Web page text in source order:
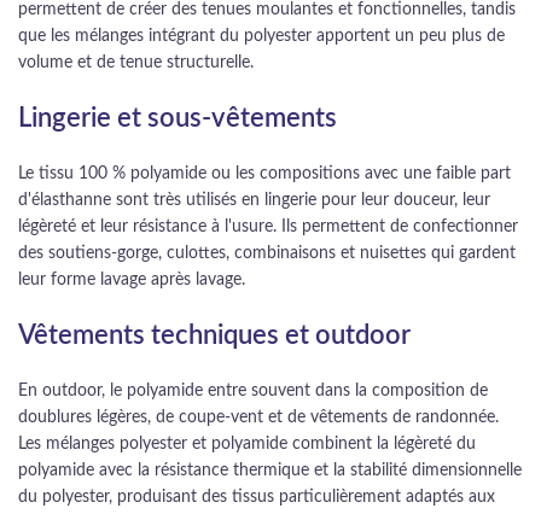
permettent de créer des tenues moulantes et fonctionnelles, tandis
que les mélanges intégrant du polyester apportent un peu plus de
volume et de tenue structurelle.
Lingerie et sous-vêtements
Le tissu 100 % polyamide ou les compositions avec une faible part
d'élasthanne sont très utilisés en lingerie pour leur douceur, leur
légèreté et leur résistance à l'usure. Ils permettent de confectionner
des soutiens-gorge, culottes, combinaisons et nuisettes qui gardent
leur forme lavage après lavage.
Vêtements techniques et outdoor
En outdoor, le polyamide entre souvent dans la composition de
doublures légères, de coupe-vent et de vêtements de randonnée.
Les mélanges polyester et polyamide combinent la légèreté du
polyamide avec la résistance thermique et la stabilité dimensionnelle
du polyester, produisant des tissus particulièrement adaptés aux